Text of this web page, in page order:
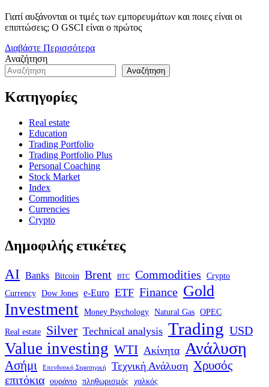
Γιατί αυξάνονται οι τιμές των εμπορευμάτων και ποιες είναι οι
επιπτώσεις; Ο GSCI είναι ο πρώτος
Διαβάστε Περισσότερα
Αναζήτηση
Αναζήτηση
Κατηγορίες
Real estate
Education
Trading Portfolio
Trading Portfolio Plus
Personal Coaching
Stock Market
Index
Commodities
Currencies
Crypto
Δημοφιλής ετικέτες
AI Banks Bitcoin Brent BTC Commodities
Crypto
Currency Dow Jones e-Euro ETF Finance Gold
Investment Money Psychology Natural Gas OPEC
Real estate Silver Technical analysis Trading USD
Value investing WTI Ακίνητα Ανάλυση
Ασήμι Επενδυτική Στρατηγική Τεχνική Ανάλυση Χρυσός
επιτόκια ουράνιο πληθωρισμός χαλκός